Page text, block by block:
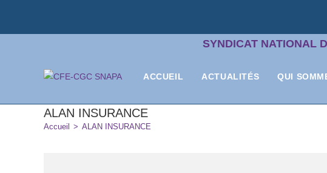
SYNDICAT NATIONAL
ACCUEIL ACTUALITÉS QUI
ALAN INSURANCE
Accueil > ALAN INSURANCE